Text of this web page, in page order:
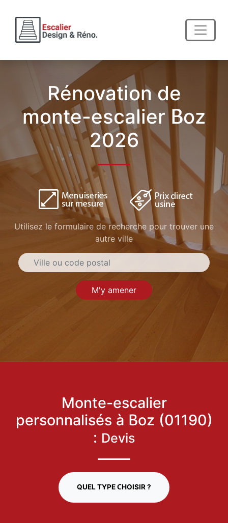
Rénovation de
monte-escalier Boz
2026
Utilisez le formulaire de recherche pour trouver une
autre ville
M'y amener
Monte-escalier
personnalisés à Boz (01190)
: Devis
QUEL TYPE CHOISIR ?